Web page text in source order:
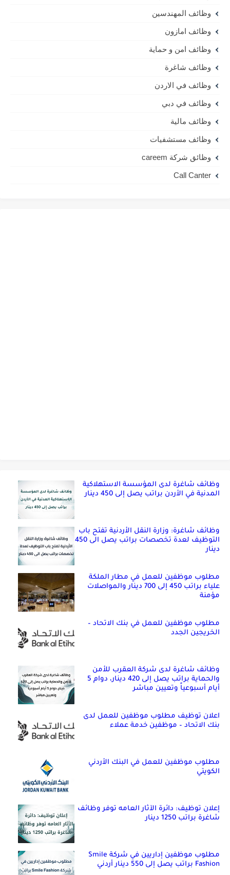
وظائف المهندسين
وظائف امازون
وظائف امن و حماية
وظائف شاغرة
وظائف في الاردن
وظائف في دبي
وظائف مالية
وظائف مستشفيات
وظائق شركة careem
Call Canter
وظائف شاغرة لدى المؤسسة الاستهلاكية
المدنية في الأردن براتب يصل إلى 450 دينار
وظائف شاغرة: وزارة النقل الأردنية تفتح باب
التوظيف لعدة تخصصات براتب يصل الى 450
دينار
مطلوب موظفين للعمل في مطار الملكة
علياء براتب 450 إلى 700 دينار والمواصلات
مؤمنة
مطلوب موظفين للعمل في بنك الاتحاد –
الخريجين الجدد
وظائف شاغرة لدى شركة العقرب للأمن
والحماية براتب يصل إلى 420 دينار، دوام 5
أيام أسبوعياً وتعيين مباشر
اعلان توظيف مطلوب موظفين للعمل لدى
بنك الاتحاد – موظفين خدمة عملاء
مطلوب موظفين للعمل في البنك الأردني
الكويتي
إعلان توظيف: دائرة الآثار العامه توفر وظائف
شاغرة براتب 1250 دينار
مطلوب موظفين إداريين في شركة Smile
Fashion براتب يصل إلى 550 دينار أردني